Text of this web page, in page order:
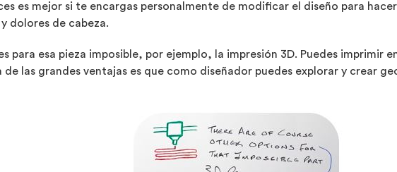
es mejor si te encargas personalmente de modificar el diseño para
dolores de cabeza.
para esa pieza imposible, por ejemplo, la impresión 3D. Puedes imprimir
las grandes ventajas es que como diseñador puedes explorar y crear